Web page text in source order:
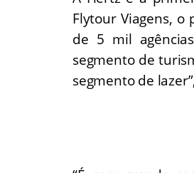
Flytour Viagens,
de 5 mil
segmento de
segmento de